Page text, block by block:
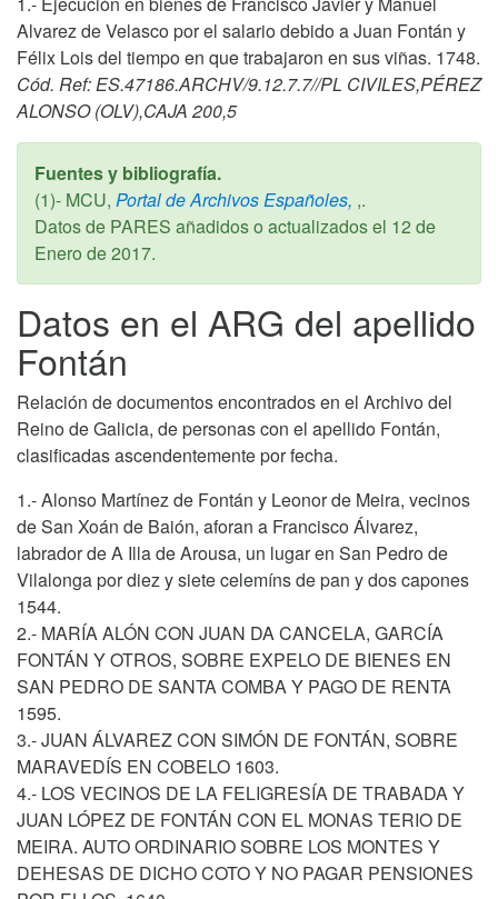
Alvarez de Velasco por el salario debido a Juan Fontán y
Félix Lois del tiempo en que trabajaron en sus viñas. 1748.
Cód. Ref: ES.47186.ARCHV/9.12.7.7//PL CIVILES,PÉREZ
ALONSO (OLV),CAJA 200,5
Fuentes y bibliografía.
(1)- MCU, Portal de Archivos Españoles, ,.
Datos de PARES añadidos o actualizados el 12 de
Enero de 2017.
Datos en el ARG del apellido
Fontán
Relación de documentos encontrados en el Archivo del
Reino de Galicia, de personas con el apellido Fontán,
clasificadas ascendentemente por fecha.
1.- Alonso Martínez de Fontán y Leonor de Meira, vecinos
de San Xoán de Baión, aforan a Francisco Álvarez,
labrador de A Illa de Arousa, un lugar en San Pedro de
Vilalonga por diez y siete celemíns de pan y dos capones
1544.
2.- MARÍA ALÓN CON JUAN DA CANCELA, GARCÍA
FONTÁN Y OTROS, SOBRE EXPELO DE BIENES EN
SAN PEDRO DE SANTA COMBA Y PAGO DE RENTA
1595.
3.- JUAN ÁLVAREZ CON SIMÓN DE FONTÁN, SOBRE
MARAVEDÍS EN COBELO 1603.
4.- LOS VECINOS DE LA FELIGRESÍA DE TRABADA Y
JUAN LÓPEZ DE FONTÁN CON EL MONAS TERIO DE
MEIRA. AUTO ORDINARIO SOBRE LOS MONTES Y
DEHESAS DE DICHO COTO Y NO PAGAR PENSIONES